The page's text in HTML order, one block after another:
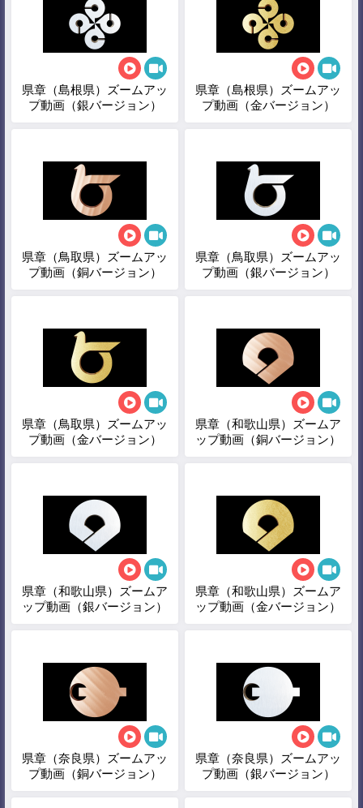
県章（島根県）ズームアッ
プ動画（銀バージョン）
県章（島根県）ズームアッ
プ動画（金バージョン）
県章（鳥取県）ズームアッ
プ動画（銅バージョン）
県章（鳥取県）ズームアッ
プ動画（銀バージョン）
県章（鳥取県）ズームアッ
プ動画（金バージョン）
県章（和歌山県）ズームア
ップ動画（銅バージョン）
県章（和歌山県）ズームア
ップ動画（銀バージョン）
県章（和歌山県）ズームア
ップ動画（金バージョン）
県章（奈良県）ズームアッ
プ動画（銅バージョン）
県章（奈良県）ズームアッ
プ動画（銀バージョン）